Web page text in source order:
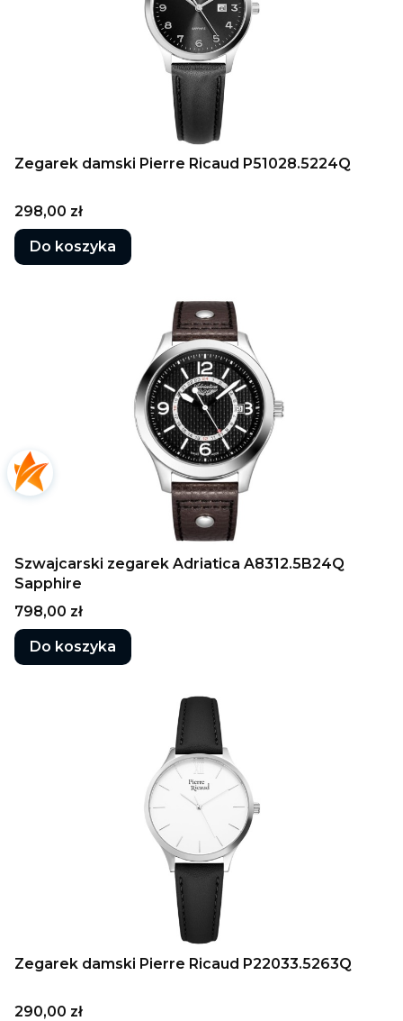
Zegarek damski Pierre Ricaud P51028.5224Q
Cena
298,00 zł
Do koszyka
Szwajcarski zegarek Adriatica A8312.5B24Q
Sapphire
Cena
798,00 zł
Do koszyka
Zegarek damski Pierre Ricaud P22033.5263Q
Cena
290,00 zł